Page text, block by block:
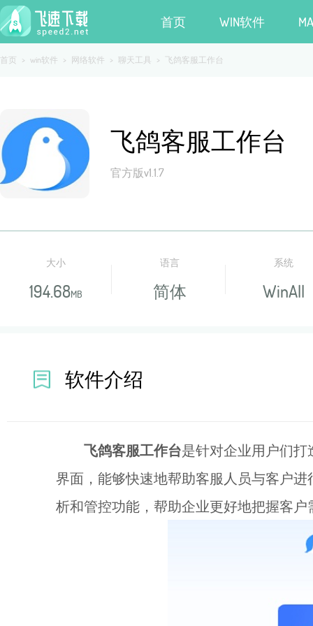
首页 WIN软件
首页 > win软件 > 网络软件 > 聊天工具 > 飞鸽客服工作台
飞鸽客服工作台
官方版v1.1.7
大小
194.68MB
语言
简体
系统
WinAll
软件介绍
飞鸽客服工作台是针对企业用户们
界面，能够快速地帮助客服人员与客户
析和管控功能，帮助企业更好地把握客